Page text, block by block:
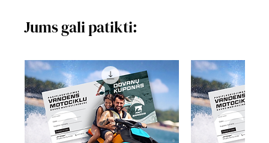
Jums gali patikti: